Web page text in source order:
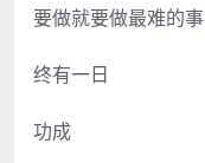
要做就要做最难的事
终有一日
功成